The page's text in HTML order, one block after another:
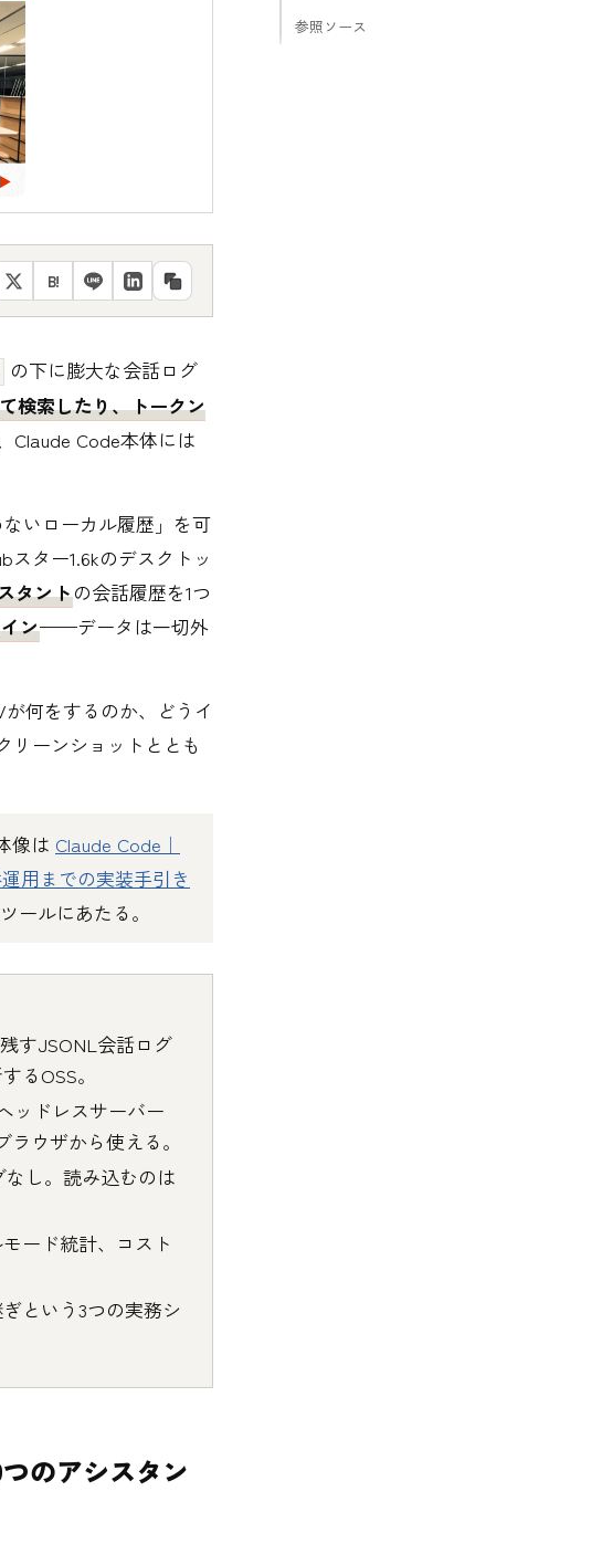
B!
の下に膨大な会話ログ
検索したり、トークン
Claude Code本体には
ないローカル履歴」を可
スター1.6kのデスクトッ
タントの会話履歴を1つ
ン——データは一切外
何をするのか、どうイ
リーンショットととも
像は Claude Code｜
用までの実装手引き
ールにあたる。
すJSONL会話ログ
るOSS。
ッドレスサーバー
ラウザから使える。
なし。読み込むのは
ード統計、コスト
という3つの実務シ
のアシスタン
参照ソース